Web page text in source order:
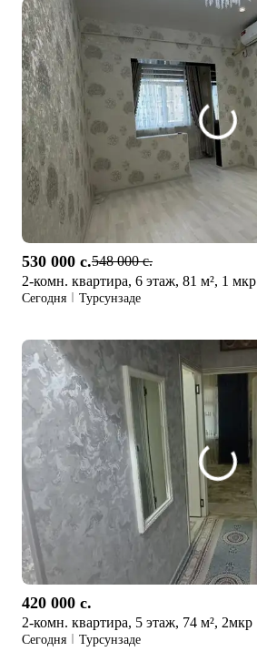
530 000 c.548 000 c.
2-комн. квартира, 6 этаж, 81 м², 1 мкр
Сегодня Турсунзаде
420 000 c.
2-комн. квартира, 5 этаж, 74 м², 2мкр
Сегодня Турсунзаде